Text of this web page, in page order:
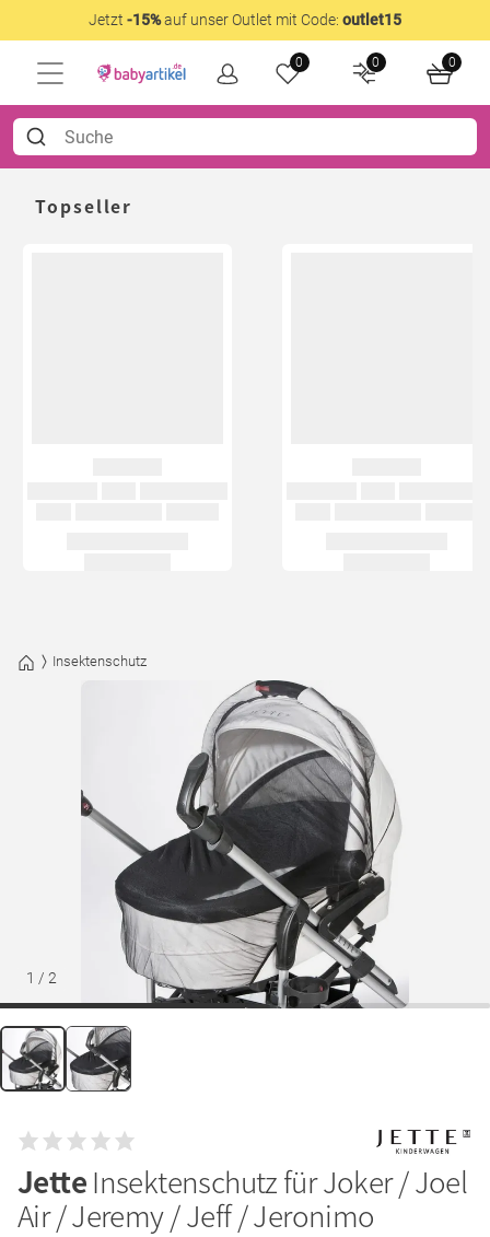
Jetzt -15%auf unser Outlet mit Code: outlet15
0 0 0
Topseller
Insektenschutz
1 / 2
JetteInsektenschutz für Joker / Joel
Air / Jeremy / Jeff / Jeronimo